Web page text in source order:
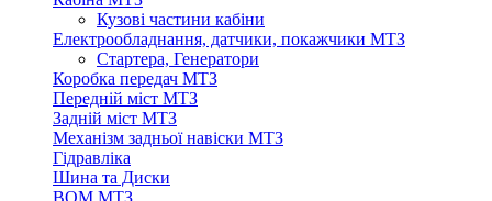
Кузові частини кабіни
Електрообладнання, датчики, покажчики МТЗ
Стартера, Генератори
Коробка передач МТЗ
Передній міст МТЗ
Задній міст МТЗ
Механізм задньої навіски МТЗ
Гідравліка
Шина та Диски
ВОМ МТЗ